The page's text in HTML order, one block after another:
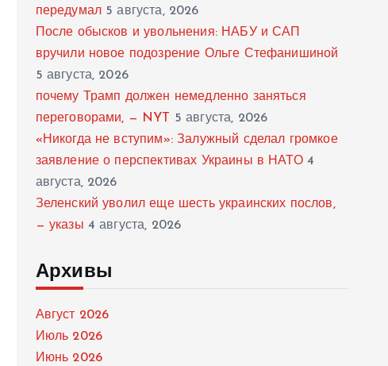
передумал 5 августа, 2026
После обысков и увольнения: НАБУ и САП
вручили новое подозрение Ольге Стефанишиной
5 августа, 2026
почему Трамп должен немедленно заняться
переговорами, — NYT
5 августа, 2026
«Никогда не вступим»: Залужный сделал громкое
заявление о перспективах Украины в НАТО 4
августа, 2026
Зеленский уволил еще шесть украинских послов,
— указы 4 августа, 2026
Архивы
Август 2026
Июль 2026
Июнь 2026